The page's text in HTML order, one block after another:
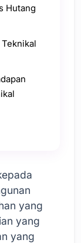
Hutang
yang
yang
yang